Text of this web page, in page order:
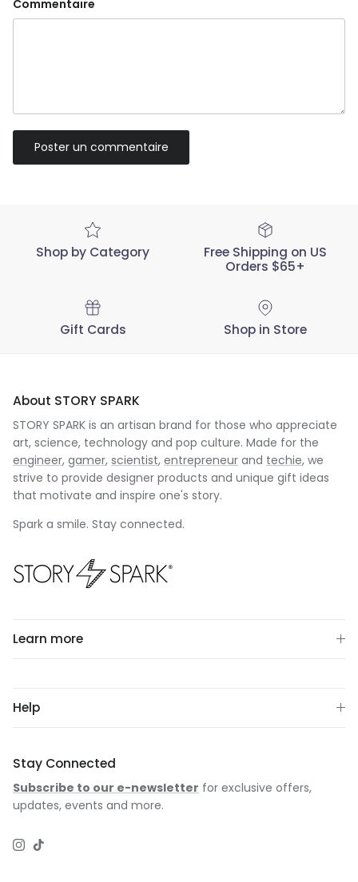
Commentaire
Poster un commentaire
Shop by Category
Free Shipping on US
Orders $65+
Gift Cards Shop in Store
About STORY SPARK
STORY SPARK is an artisan brand for those who appreciate
art, science, technology and pop culture. Made for the
engineer, gamer, scientist, entrepreneur and techie, we
strive to provide designer products and unique gift ideas
that motivate and inspire one's story.
Spark a smile. Stay connected.
Learn more
Help
Stay Connected
Subscribe to our e-newsletter for exclusive offers,
updates, events and more.
Instagram
TikTok